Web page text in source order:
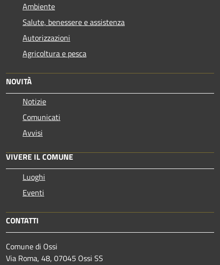
Ambiente
Salute, benessere e assistenza
Autorizzazioni
Agricoltura e pesca
NOVITÀ
Notizie
Comunicati
Avvisi
VIVERE IL COMUNE
Luoghi
Eventi
CONTATTI
Comune di Ossi
Via Roma, 48, 07045 Ossi SS